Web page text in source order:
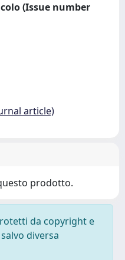
(Issue number
article)
prodotto.
da copyright e
diversa